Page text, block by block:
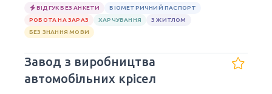
ВІДГУК БЕЗ АНКЕТИ
БІОМЕТРИЧНИЙ ПАСПОРТ
РОБОТА НА ЗАРАЗ
ХАРЧУВАННЯ
З ЖИТЛОМ
БЕЗ ЗНАННЯ МОВИ
Завод з виробництва
автомобільних крісел